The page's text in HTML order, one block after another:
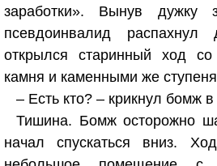
заработки». Вынув дужку
псевдоинвалид
открылся старинный ход
камня и каменными же
– Есть кто? – крикнул бомж в
Тишина. Бомж осторожно
начал спускаться вниз.